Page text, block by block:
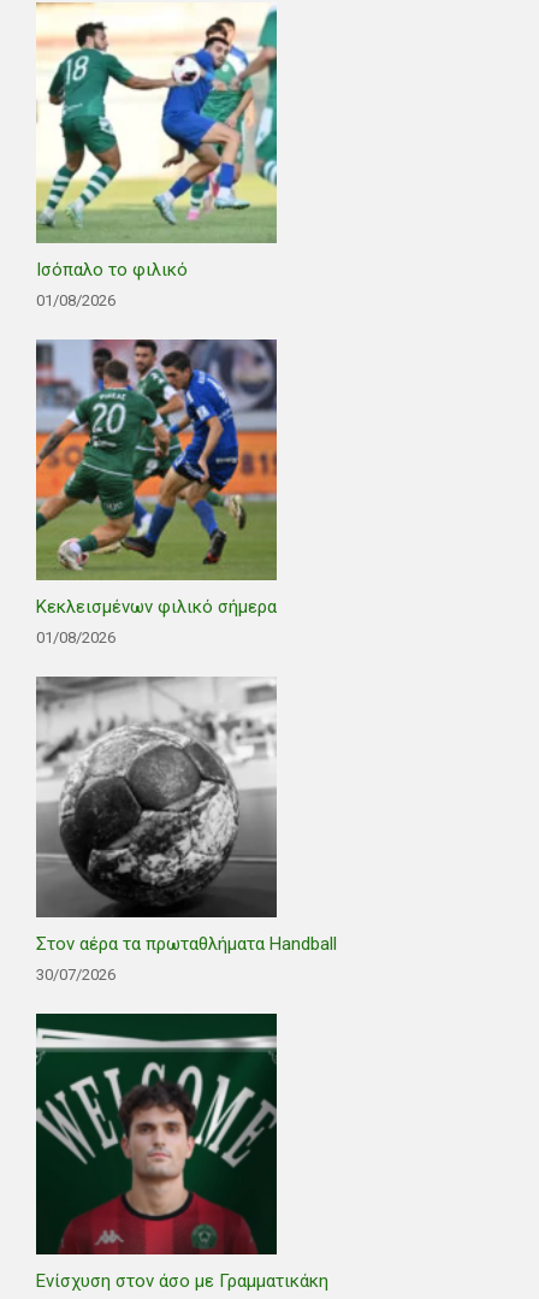
Ισόπαλο το φιλικό
01/08/2026
Κεκλεισμένων φιλικό σήμερα
01/08/2026
Στον αέρα τα πρωταθλήματα Handball
30/07/2026
Ενίσχυση στον άσο με Γραμματικάκη